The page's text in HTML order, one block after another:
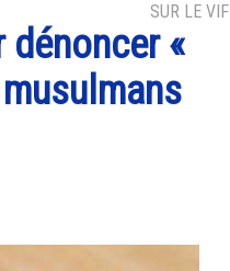
SUR LE VIF
«